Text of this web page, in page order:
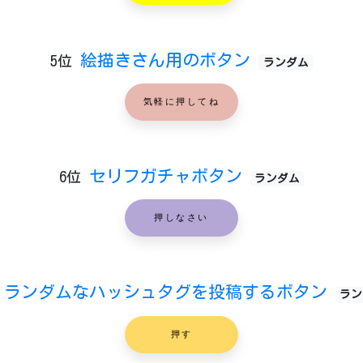
5位 絵描きさん用のボタン ランダム
気軽に押してね
6位 セリフガチャボタン ランダム
押しなさい
ランダムなハッシュタグを投稿するボタン ラ
押す